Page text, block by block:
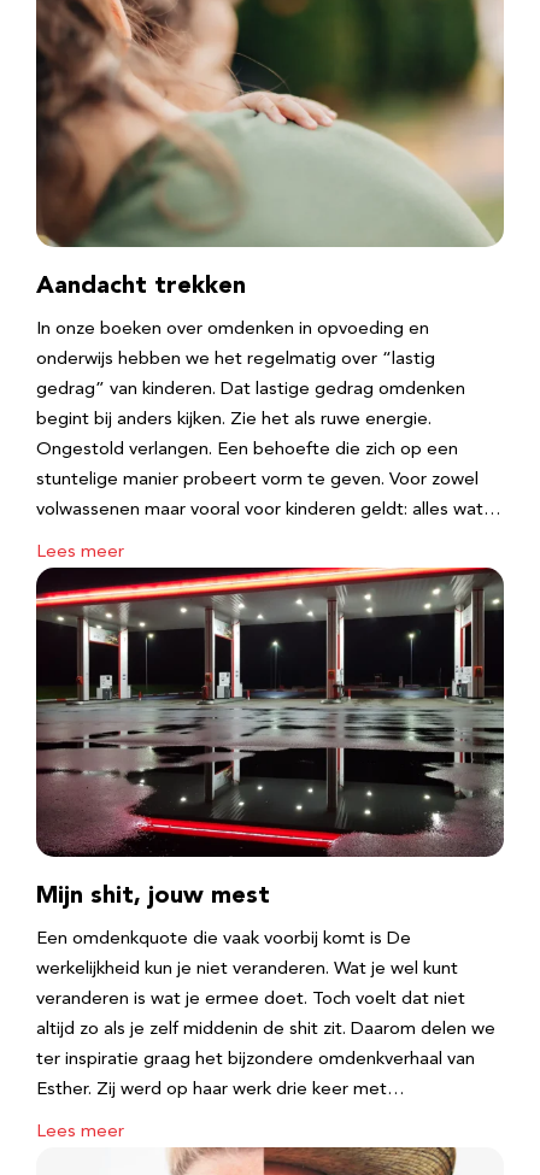
Aandacht trekken
In onze boeken over omdenken in opvoeding en
onderwijs hebben we het regelmatig over “lastig
gedrag” van kinderen. Dat lastige gedrag omdenken
begint bij anders kijken. Zie het als ruwe energie.
Ongestold verlangen. Een behoefte die zich op een
stuntelige manier probeert vorm te geven. Voor zowel
volwassenen maar vooral voor kinderen geldt: alles wat…
Lees meer
Mijn shit, jouw mest
Een omdenkquote die vaak voorbij komt is De
werkelijkheid kun je niet veranderen. Wat je wel kunt
veranderen is wat je ermee doet. Toch voelt dat niet
altijd zo als je zelf middenin de shit zit. Daarom delen we
ter inspiratie graag het bijzondere omdenkverhaal van
Esther. Zij werd op haar werk drie keer met…
Lees meer